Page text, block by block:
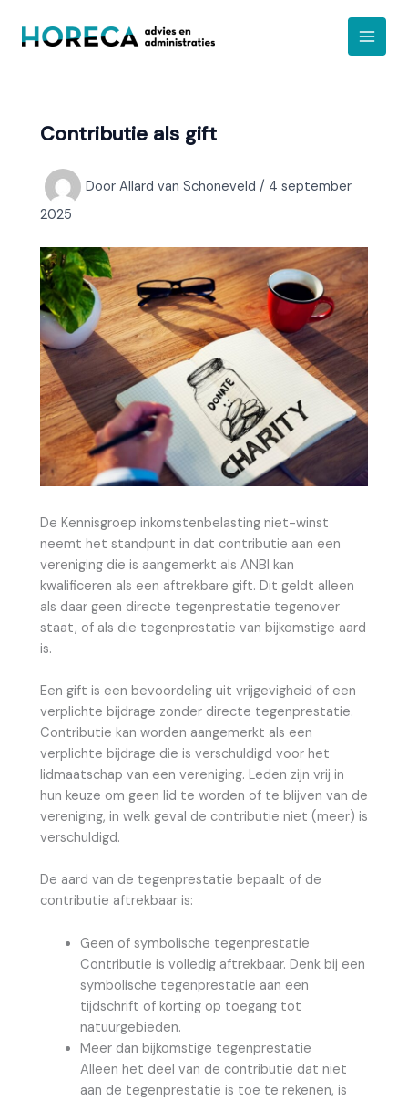
naar
Contributie als gift
Door Allard van Schoneveld / 4 september
2025
De Kennisgroep inkomstenbelasting niet-winst
neemt het standpunt in dat contributie aan een
vereniging die is aangemerkt als ANBI kan
kwalificeren als een aftrekbare gift. Dit geldt alleen
als daar geen directe tegenprestatie tegenover
staat, of als die tegenprestatie van bijkomstige aard
is.
Een gift is een bevoordeling uit vrijgevigheid of een
verplichte bijdrage zonder directe tegenprestatie.
Contributie kan worden aangemerkt als een
verplichte bijdrage die is verschuldigd voor het
lidmaatschap van een vereniging. Leden zijn vrij in
hun keuze om geen lid te worden of te blijven van de
vereniging, in welk geval de contributie niet (meer) is
verschuldigd.
De aard van de tegenprestatie bepaalt of de
contributie aftrekbaar is:
Geen of symbolische tegenprestatie
Contributie is volledig aftrekbaar. Denk bij een
symbolische tegenprestatie aan een
tijdschrift of korting op toegang tot
natuurgebieden.
Meer dan bijkomstige tegenprestatie
Alleen het deel van de contributie dat niet
aan de tegenprestatie is toe te rekenen, is